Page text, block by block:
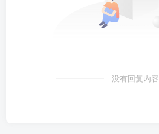
没有回复内容